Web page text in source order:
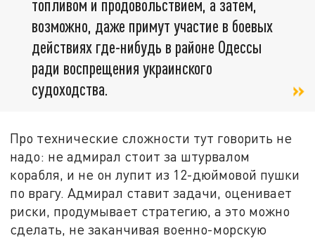
топливом и продовольствием, а затем,
возможно, даже примут участие в боевых
действиях где-нибудь в районе Одессы
ради воспрещения украинского
судоходства.
Про технические сложности тут говорить не
надо: не адмирал стоит за штурвалом
корабля, и не он лупит из 12-дюймовой пушки
по врагу. Адмирал ставит задачи, оценивает
риски, продумывает стратегию, а это можно
сделать, не заканчивая военно-морскую